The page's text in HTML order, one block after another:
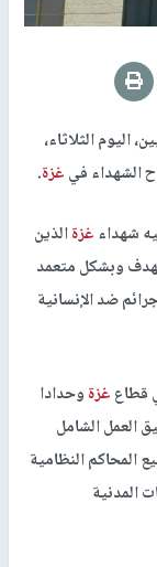
اليوم الثلاثاء،
الشهداء فيغزة.
شهداءغزةالذين
وبشكل متعمد
ضد الإنسانية
قطاعغزةوحدادا
العمل الشامل
الموافق 09/05/2023 أمام جميع المحاكم النظامية
المدنية